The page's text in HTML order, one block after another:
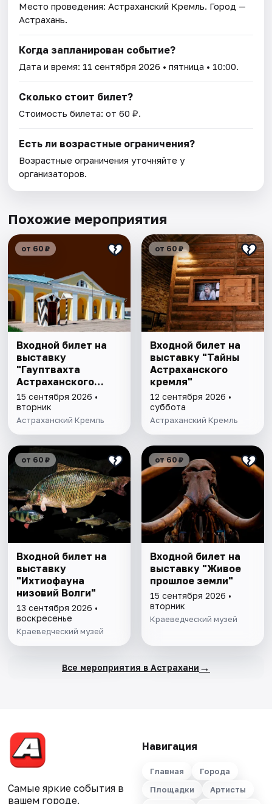
Место проведения:Астраханский Кремль. Город —
Астрахань.
Когда запланирован событие?
Дата и время: 11 сентября 2026 • пятница • 10:00.
Сколько стоит билет?
Стоимость билета: от 60 ₽.
Есть ли возрастные ограничения?
Возрастные ограничения уточняйте у
организаторов.
Похожие мероприятия
от 60 ₽
Входной билет на
выставку
"Гауптвахта
Астраханского
гарнизона. XIX в."
15 сентября 2026 •
вторник
Астраханский Кремль
от 60 ₽
Входной билет на
выставку "Тайны
Астраханского
кремля"
12 сентября 2026 •
суббота
Астраханский Кремль
от 60 ₽
Входной билет на
выставку
"Ихтиофауна
низовий Волги"
13 сентября 2026 •
воскресенье
Краеведческий музей
от 60 ₽
Входной билет на
выставку "Живое
прошлое земли"
15 сентября 2026 •
вторник
Краеведческий музей
Все мероприятия в Астрахани →
Самые яркие события в
вашем городе.
Навигация
Главная
Города
Площадки
Артисты